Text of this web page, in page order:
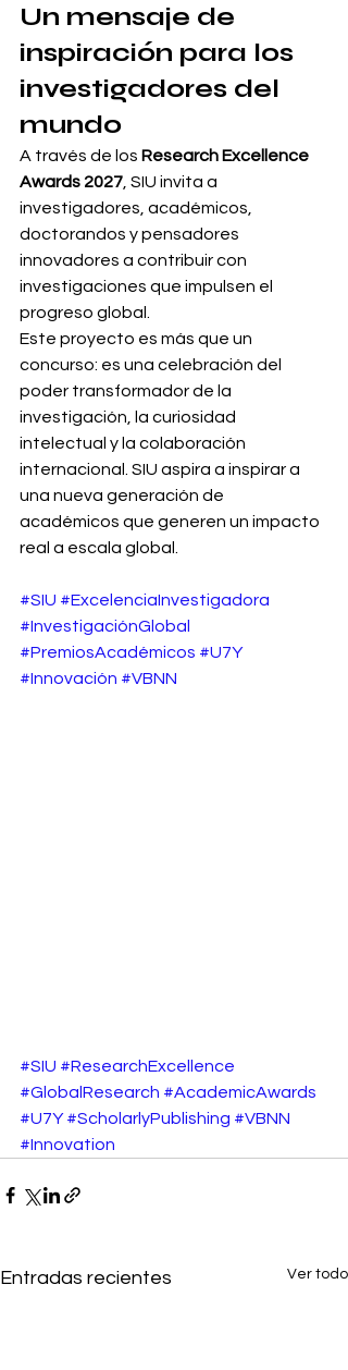
Un mensaje de
inspiración para los
investigadores del
mundo
A través de los Research Excellence
Awards 2027 , SIU invita a
investigadores, académicos,
doctorandos y pensadores
innovadores a contribuir con
investigaciones que impulsen el
progreso global.
Este proyecto es más que un
concurso: es una celebración del
poder transformador de la
investigación, la curiosidad
intelectual y la colaboración
internacional. SIU aspira a inspirar a
una nueva generación de
académicos que generen un impacto
real a escala global.
#SIU #ExcelenciaInvestigadora
#InvestigaciónGlobal
#PremiosAcadémicos #U7Y
#Innovación #VBNN
#SIU #ResearchExcellence
#GlobalResearch #AcademicAwards
#U7Y #ScholarlyPublishing #VBNN
#Innovation
Entradas recientes Ver todo